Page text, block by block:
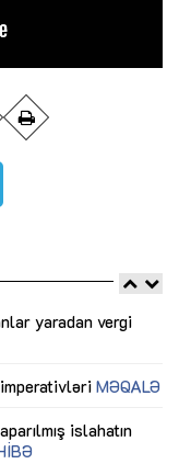
yaradan vergi
MƏQALƏ
islahatın